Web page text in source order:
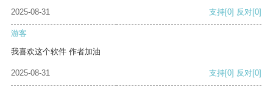
2025-08-31
支持[0] 反对[0]
游客
我喜欢这个软件 作者加油
2025-08-31 支持[0] 反对[0]